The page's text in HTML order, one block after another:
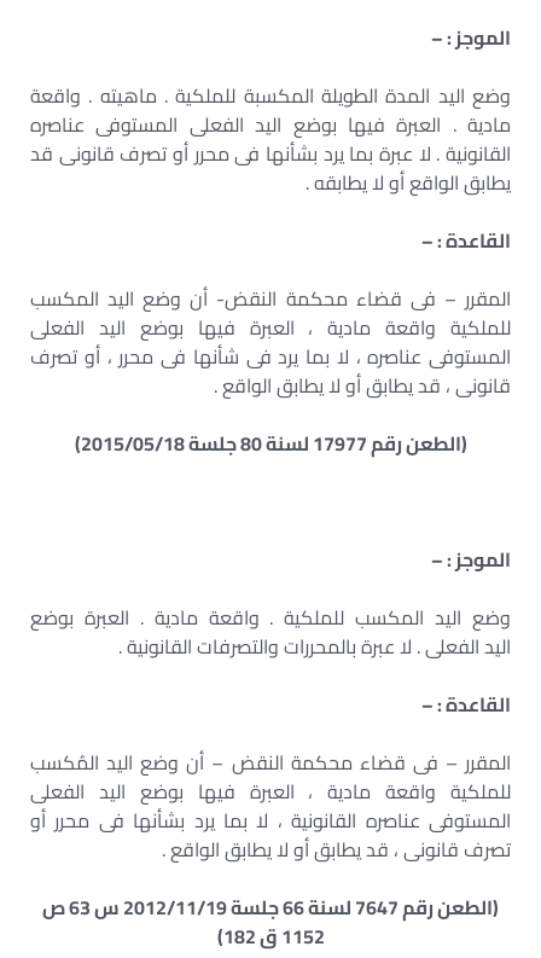
الموجز : –
وضع اليد المدة الطويلة المكسبة للملكية . ماهيته . واقعة
مادية . العبرة فيها بوضع اليد الفعلى المستوفى عناصره
القانونية . لا عبرة بما يرد بشأنها فى محرر أو تصرف قانونى قد
يطابق الواقع أو لا يطابقه .
القاعدة : –
المقرر – فى قضاء محكمة النقض- أن وضع اليد المكسب
للملكية واقعة مادية ، العبرة فيها بوضع اليد الفعلى
المستوفى عناصره ، لا بما يرد فى شأنها فى محرر ، أو تصرف
قانونى ، قد يطابق أو لا يطابق الواقع .
(الطعن رقم 17977 لسنة 80 جلسة 2015/05/18)
الموجز : –
وضع اليد المكسب للملكية . واقعة مادية . العبرة بوضع
اليد الفعلى . لا عبرة بالمحررات والتصرفات القانونية .
القاعدة : –
المقرر – فى قضاء محكمة النقض – أن وضع اليد المُكسب
للملكية واقعة مادية ، العبرة فيها بوضع اليد الفعلى
المستوفى عناصره القانونية ، لا بما يرد بشأنها فى محرر أو
تصرف قانونى ، قد يطابق أو لا يطابق الواقع .
(الطعن رقم 7647 لسنة 66 جلسة 2012/11/19 س 63 ص
1152 ق 182)